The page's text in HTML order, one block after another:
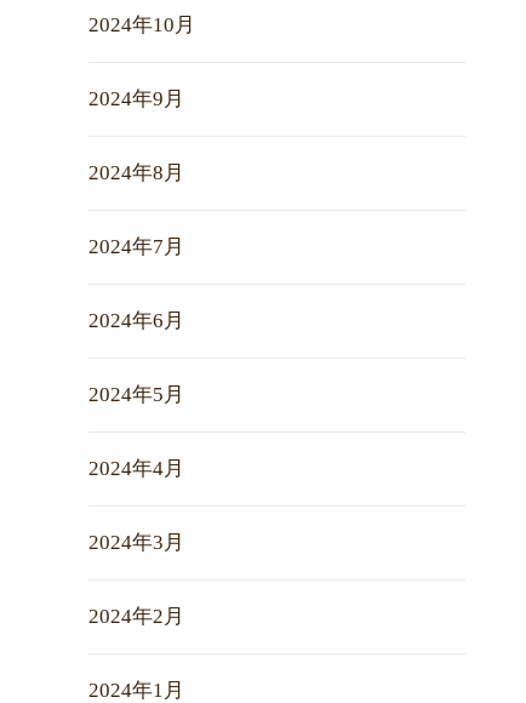
2024年10月
2024年9月
2024年8月
2024年7月
2024年6月
2024年5月
2024年4月
2024年3月
2024年2月
2024年1月